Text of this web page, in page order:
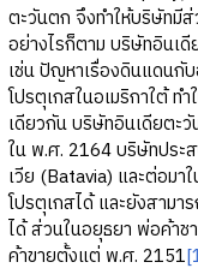
ตะวันตก จึงทำให้บริษัทมี
อย่างไรก็ตาม บริษัทอินเ
เช่น ปัญหาเรื่องดินแดนกั
โปรตุเกสในอเมริกาใต้ ท
เดียวกัน บริษัทอินเดียตะ
ใน พ.ศ. 2164 บริษัทประ
เวีย (Batavia) และต่อมา
โปรตุเกสได้ และยังสามา
ได้ ส่วนในอยุธยา พ่อค้าช
ค้าขายตั้งแต่ พ.ศ. 2151